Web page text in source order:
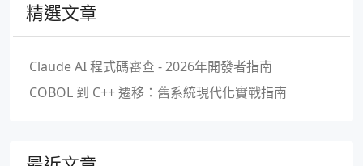
精選文章
Claude AI 程式碼審查 - 2026年開發者指南
COBOL 到 C++ 遷移：舊系統現代化實戰指南